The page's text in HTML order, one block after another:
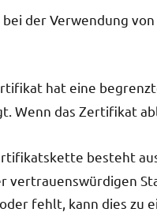
der Verwendung
hat eine
Wenn das Zertifikat
besteht
vertrauenswürdigen
fehlt, kann dies zu